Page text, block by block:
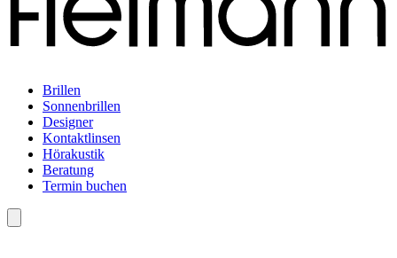
Brillen
Sonnenbrillen
Designer
Kontaktlinsen
Hörakustik
Beratung
Termin buchen